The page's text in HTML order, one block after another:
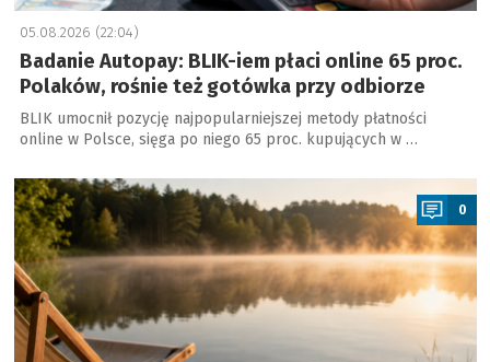
05.08.2026 (22:04)
Badanie Autopay: BLIK-iem płaci online 65 proc.
Polaków, rośnie też gotówka przy odbiorze
BLIK umocnił pozycję najpopularniejszej metody płatności
online w Polsce, sięga po niego 65 proc. kupujących w …
a
0